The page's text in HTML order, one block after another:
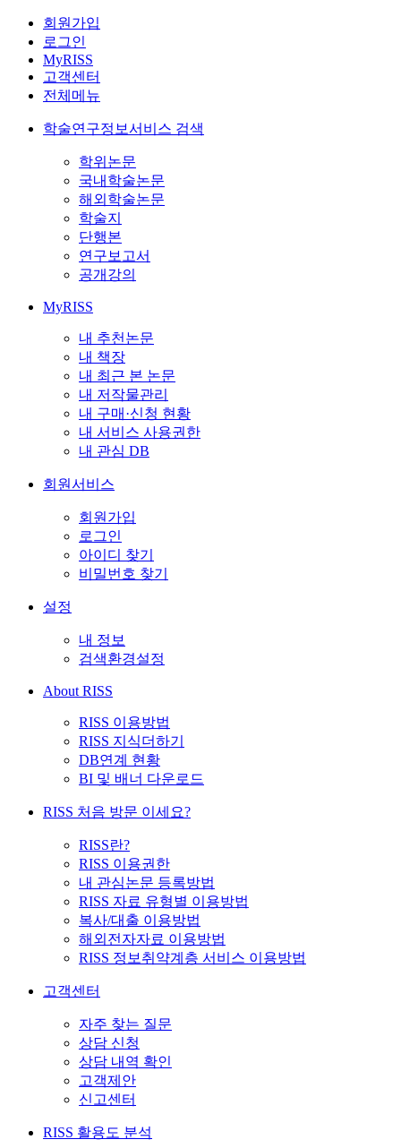
회원가입
로그인
MyRISS
고객센터
전체메뉴
학술연구정보서비스 검색
학위논문
국내학술논문
해외학술논문
학술지
단행본
연구보고서
공개강의
MyRISS
내 추천논문
내 책장
내 최근 본 논문
내 저작물관리
내 구매·신청 현황
내 서비스 사용권한
내 관심 DB
회원서비스
회원가입
로그인
아이디 찾기
비밀번호 찾기
설정
내 정보
검색환경설정
About RISS
RISS 이용방법
RISS 지식더하기
DB연계 현황
BI 및 배너 다운로드
RISS 처음 방문 이세요?
RISS란?
RISS 이용권한
내 관심논문 등록방법
RISS 자료 유형별 이용방법
복사/대출 이용방법
해외전자자료 이용방법
RISS 정보취약계층 서비스 이용방법
고객센터
자주 찾는 질문
상담 신청
상담 내역 확인
고객제안
신고센터
RISS 활용도 분석